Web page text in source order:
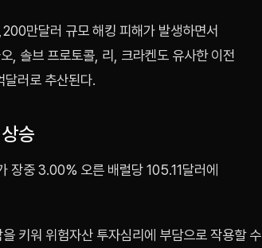
만달러 규모 해킹 피해가 발생하면서
, 솔브 프로토콜, 리, 크라켄도 유사한 이전
러로 추산된다.
승
장중 3.00% 오른 배럴당 105.11달러에
키워 위험자산 투자심리에 부담으로 작용할 수